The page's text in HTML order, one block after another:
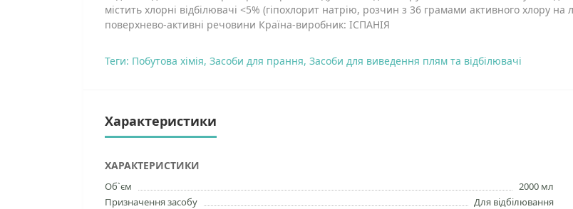
містить хлорні відбілювачі <5% (гіпохлорит натрію, розчин з 36 грамами активного хлору на
поверхнево-активні речовини Країна-виробник: ІСПАНІЯ
Теги: Побутова хімія, Засоби для прання, Засоби для виведення плям та відбілювачі
Характеристики
ХАРАКТЕРИСТИКИ
Об`єм
2000 мл
Призначення засобу
Для відбілювання